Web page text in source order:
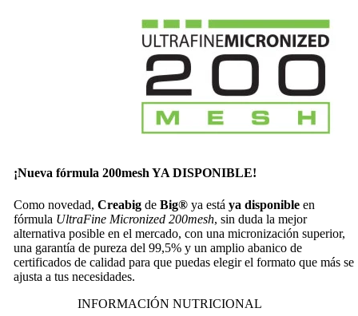
¡Nueva fórmula 200mesh YA DISPONIBLE!
Como novedad, Creabigde Big®ya está ya disponibleen
fórmula UltraFine Micronized 200mesh, sin duda la mejor
alternativa posible en el mercado, con una micronización superior,
una garantía de pureza del 99,5% y un amplio abanico de
certificados de calidad para que puedas elegir el formato que más se
ajusta a tus necesidades.
INFORMACIÓN NUTRICIONAL